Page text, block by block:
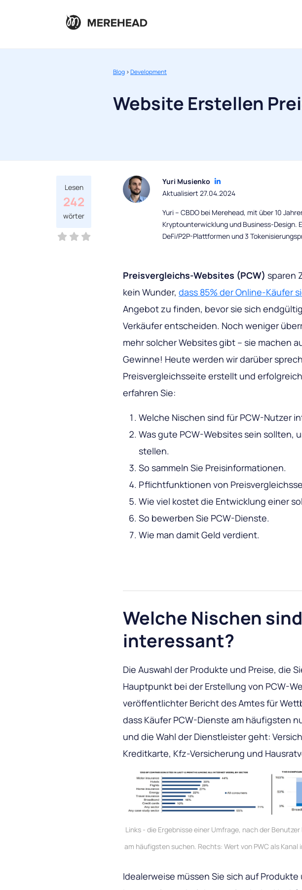
Blog >Development
Website Erstellen
Lesen
242
wörter
Yuri Musienko
Aktualisiert 27.04.2024
Yuri – CBDO bei Merehead, mit über 10
Kryptounterwicklung und Business-Design.
DeFi/P2P-Plattformen und 3
Preisvergleichs-Websites (PCW) sparen
kein Wunder, dass 85% der Online-Käufer
Angebot zu finden, bevor sie sich
Verkäufer entscheiden. Noch weniger
mehr solcher Websites gibt – sie machen
Gewinne! Heute werden wir darüber
Preisvergleichsseite erstellt und
erfahren Sie:
Welche Nischen sind für PCW-Nutzer
Was gute PCW-Websites sein sollten,
stellen.
So sammeln Sie Preisinformationen.
Pflichtfunktionen von
Wie viel kostet die Entwicklung einer
So bewerben Sie PCW-Dienste.
Wie man damit Geld verdient.
Welche Nischen
interessant?
Die Auswahl der Produkte und Preise, die
Hauptpunkt bei der Erstellung von PCW-
veröffentlichter Bericht des Amtes für
dass Käufer PCW-Dienste am häufigsten
und die Wahl der Dienstleister geht:
Kreditkarte, Kfz-Versicherung und
Links - die Ergebnisse einer Umfrage, nach der
am häufigsten suchen. Rechts: Wert von PWC als Kanal
Idealerweise müssen Sie sich auf